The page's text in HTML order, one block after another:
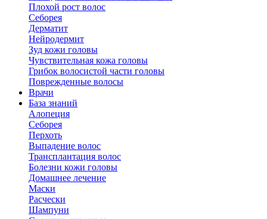
Плохой рост волос
Cеборея
Дерматит
Нейродермит
Зуд кожи головы
Чувствительная кожа головы
Грибок волосистой части головы
Поврежденные волосы
Врачи
База знаний
Алопеция
Себорея
Перхоть
Выпадение волос
Трансплантация волос
Болезни кожи головы
Домашнее лечение
Маски
Расчески
Шампуни